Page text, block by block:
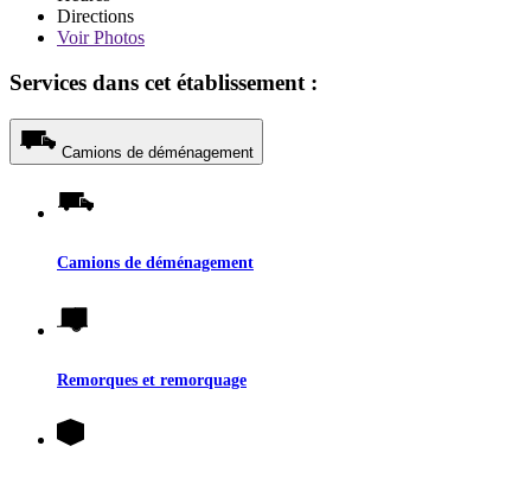
Directions
VoirPhotos
Services dans cet établissement :
Camions de déménagement
Camions de déménagement
Remorques et remorquage